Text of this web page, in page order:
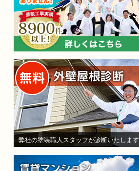
弊社の塗装職人スタッフが診断いたします